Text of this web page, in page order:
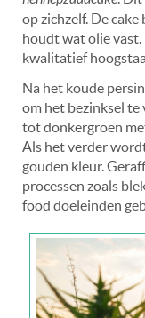
op zichzelf. De
houdt wat olie
kwalitatief
Na het koude
om het bezinksel
tot donkergroen
Als het verder
gouden kleur.
processen zoals
food doeleinden